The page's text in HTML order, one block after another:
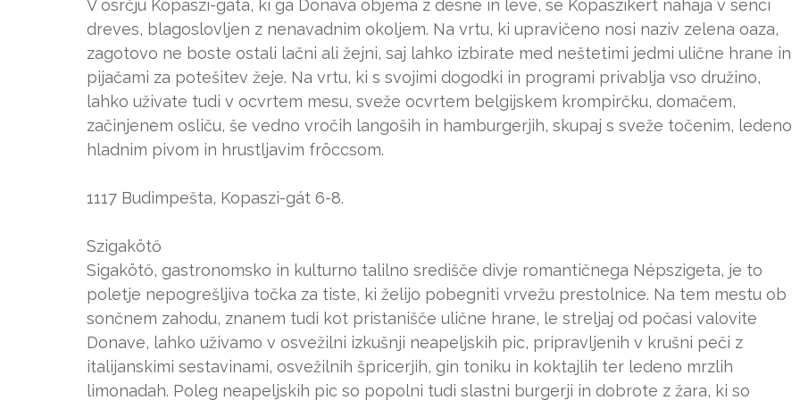
V osrčju Kopaszi-gáta, ki ga Donava objema z desne in leve, se Kopaszikert nahaja v senci
dreves, blagoslovljen z nenavadnim okoljem. Na vrtu, ki upravičeno nosi naziv zelena oaza,
zagotovo ne boste ostali lačni ali žejni, saj lahko izbirate med neštetimi jedmi ulične hrane in
pijačami za potešitev žeje. Na vrtu, ki s svojimi dogodki in programi privablja vso družino,
lahko uživate tudi v ocvrtem mesu, sveže ocvrtem belgijskem krompirčku, domačem,
začinjenem osliču, še vedno vročih langoših in hamburgerjih, skupaj s sveže točenim, ledeno
hladnim pivom in hrustljavim fröccsom.
1117 Budimpešta, Kopaszi-gát 6-8.
Szigakötő
Sigakötő, gastronomsko in kulturno talilno središče divje romantičnega Népszigeta, je to
poletje nepogrešljiva točka za tiste, ki želijo pobegniti vrvežu prestolnice. Na tem mestu ob
sončnem zahodu, znanem tudi kot pristanišče ulične hrane, le streljaj od počasi valovite
Donave, lahko uživamo v osvežilni izkušnji neapeljskih pic, pripravljenih v krušni peči z
italijanskimi sestavinami, osvežilnih špricerjih, gin toniku in koktajlih ter ledeno mrzlih
limonadah. Poleg neapeljskih pic so popolni tudi slastni burgerji in dobrote z žara, ki so